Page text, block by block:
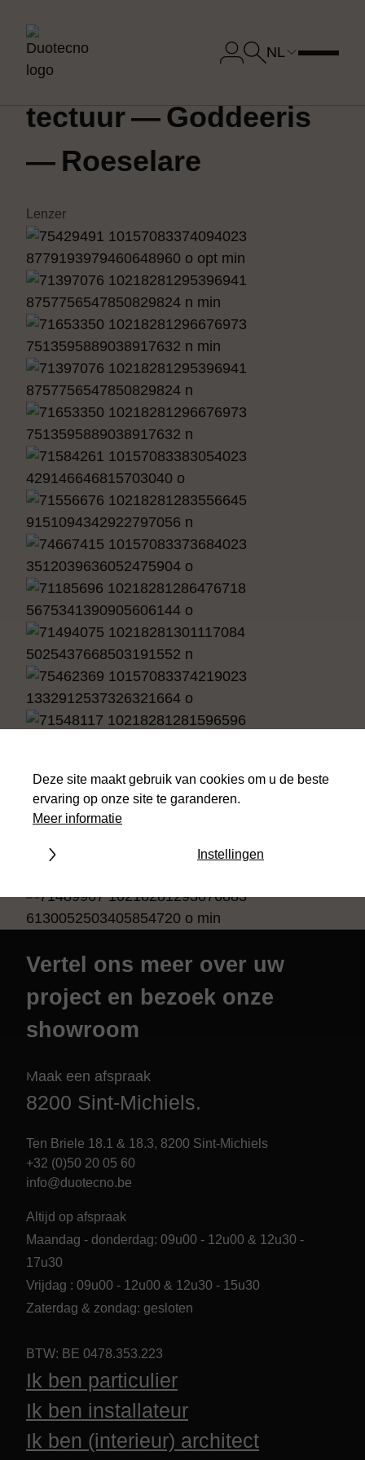
NL
Bhoom DDM
Archi­
tec­tuur — God­dee­ris
— Roeselare
Lenzer
Vertel ons meer over uw
project en bezoek onze
showroom
Maak een afspraak
8200 Sint-Michiels.
Ten Briele 18.1 & 18.3, 8200 Sint-Michiels
+32 (0)50 20 05 60
info@duotecno.be
Altijd op afspraak
Maandag - donderdag: 09u00 - 12u00 & 12u30 -
17u30
Vrijdag : 09u00 - 12u00 & 12u30 - 15u30
Zaterdag & zondag: gesloten
BTW: BE 0478.353.223
Ik ben particulier
Ik ben installateur
Ik ben (interieur) architect
Deze site maakt gebruik van cookies om u de beste
ervaring op onze site te garanderen.
Meer informatie
Aanvaard alle cookies Instellingen